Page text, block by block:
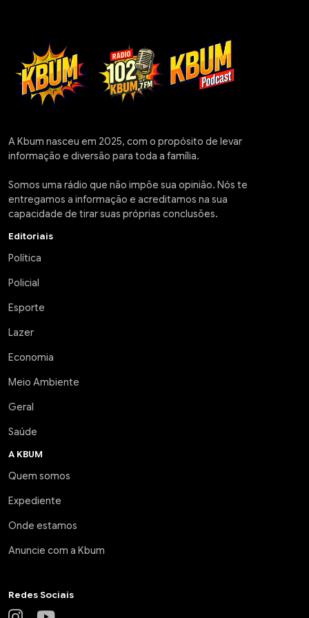
A Kbum nasceu em 2025, com o propósito de levar
informação e diversão para toda a família.
Somos uma rádio que não impõe sua opinião. Nós te
entregamos a informação e acreditamos na sua
capacidade de tirar suas próprias conclusões.
Editoriais
Política
Policial
Esporte
Lazer
Economia
Meio Ambiente
Geral
Saúde
A KBUM
Quem somos
Expediente
Onde estamos
Anuncie com a Kbum
Redes Sociais